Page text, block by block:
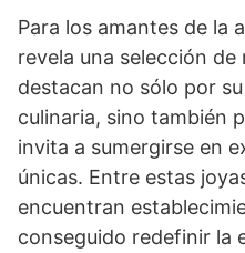
Para los amantes de la
revela una selección
destacan no sólo por
culinaria, sino también
invita a sumergirse en
únicas. Entre estas
encuentran
conseguido redefinir la